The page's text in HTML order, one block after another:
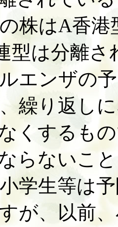
株はA香
型は分離
エンザの
繰り返し
くするも
らないこ
学生等は
が、以前